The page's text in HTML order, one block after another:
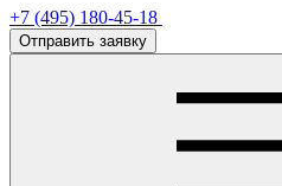
+7 (495) 180-45-18
Отправить заявку